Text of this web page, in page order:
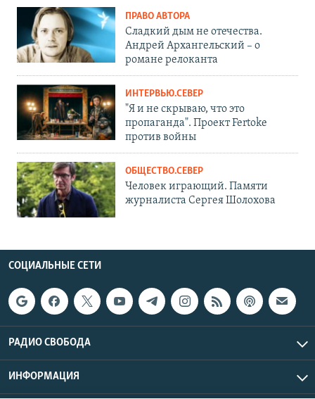
ПРАВО АВТОРА
Сладкий дым не отечества.
Андрей Архангельский – о
романе релоканта
ИНТЕРВЬЮ.СЕВЕР
"Я и не скрываю, что это
пропаганда". Проект Fertoke
против войны
ОБЩЕСТВО.СЕВЕР
Человек играющий. Памяти
журналиста Сергея Шолохова
СОЦИАЛЬНЫЕ СЕТИ
РАДИО СВОБОДА
ИНФОРМАЦИЯ